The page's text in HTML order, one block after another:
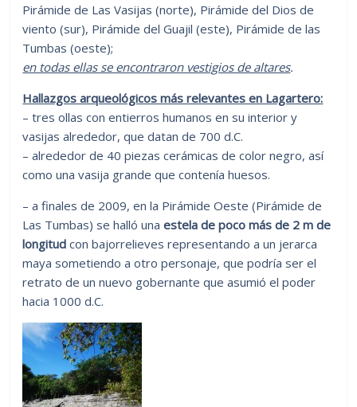
Pirámide de Las Vasijas (norte), Pirámide del Dios de
viento (sur), Pirámide del Guajil (este), Pirámide de las
Tumbas (oeste);
en todas ellas se encontraron vestigios de altares.
Hallazgos arqueológicos más relevantes en Lagartero:
– tres ollas con entierros humanos en su interior y
vasijas alrededor, que datan de 700 d.C.
– alrededor de 40 piezas cerámicas de color negro, así
como una vasija grande que contenía huesos.
– a finales de 2009, en la Pirámide Oeste (Pirámide de
Las Tumbas) se halló unaestela de poco más de 2 m de
longitud con bajorrelieves representando a un jerarca
maya sometiendo a otro personaje, que podría ser el
retrato de un nuevo gobernante que asumió el poder
hacia 1000 d.C.